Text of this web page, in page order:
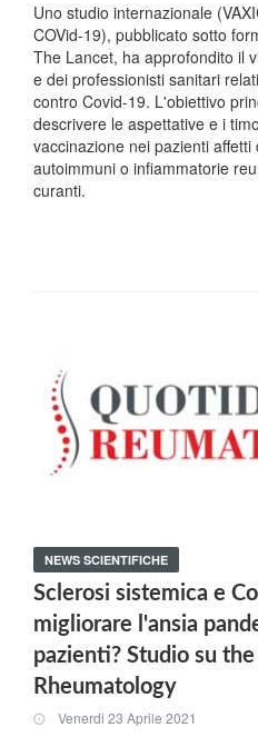
Uno studio internazionale
COVid-19), pubblicato sotto
The Lancet, ha approfondito il
e dei professionisti sanitari
contro Covid-19. L'obiettivo
descrivere le aspettative e i
vaccinazione nei pazienti
autoimmuni o infiammatorie
curanti.
NEWS SCIENTIFICHE
Sclerosi sistemica e
migliorare l'ansia
pazienti? Studio su
Rheumatology
Venerdi 23 Aprile 2021